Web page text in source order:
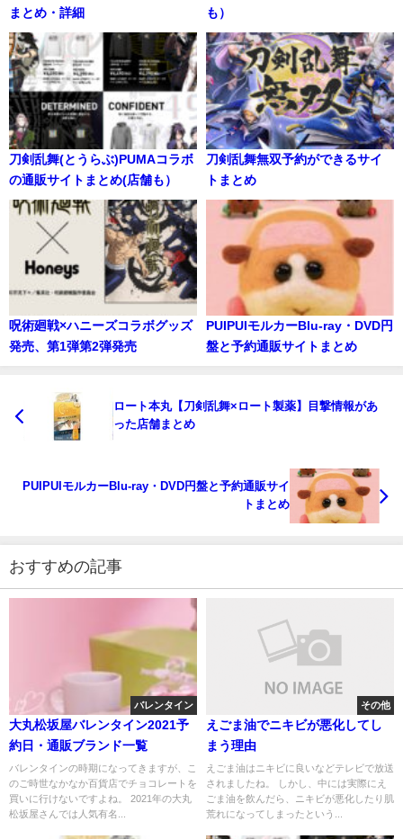
まとめ・詳細
も）
刀剣乱舞(とうらぶ)PUMAコラボ
の通販サイトまとめ(店舗も）
刀剣乱舞無双予約ができるサイ
トまとめ
呪術廻戦×ハニーズコラボグッズ
発売、第1弾第2弾発売
PUIPUIモルカーBlu-ray・DVD円
盤と予約通販サイトまとめ
ロート本丸【刀剣乱舞×ロート製薬】目撃情報があ
った店舗まとめ
PUIPUIモルカーBlu-ray・DVD円盤と予約通販サイ
トまとめ
おすすめの記事
バレンタイン
大丸松坂屋バレンタイン2021予
約日・通販ブランド一覧
バレンタインの時期になってきますが、こ
のご時世なかなか百貨店でチョコレートを
買いに行けないですよね。 2021年の大丸
松坂屋さんでは人気有名...
その他
えごま油でニキビが悪化してし
まう理由
えごま油はニキビに良いなどテレビで放送
されましたね。 しかし、中には実際にえ
ごま油を飲んだら、ニキビが悪化したり肌
荒れになってしまったという...